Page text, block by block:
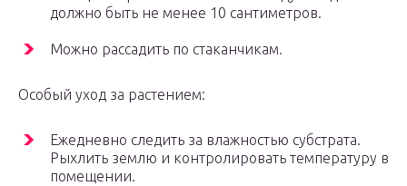
должно быть не менее 10 сантиметров.
Можно рассадить по стаканчикам.
Особый уход за растением:
Ежедневно следить за влажностью субстрата.
Рыхлить землю и контролировать температуру в
помещении.